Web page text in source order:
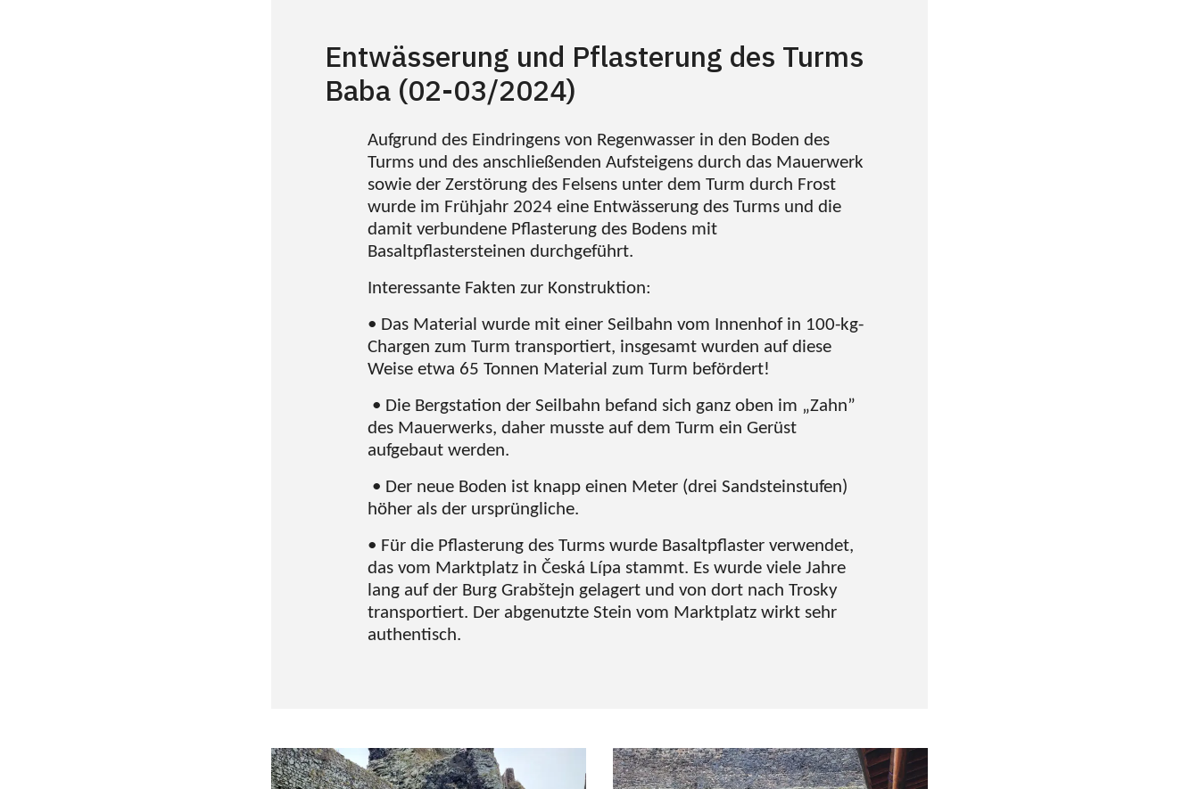
Entwässerung und Pflasterung des Turms
Baba (02-03/2024)
Aufgrund des Eindringens von Regenwasser in den Boden des
Turms und des anschließenden Aufsteigens durch das Mauerwerk
sowie der Zerstörung des Felsens unter dem Turm durch Frost
wurde im Frühjahr 2024 eine Entwässerung des Turms und die
damit verbundene Pflasterung des Bodens mit
Basaltpflastersteinen durchgeführt.
Interessante Fakten zur Konstruktion:
• Das Material wurde mit einer Seilbahn vom Innenhof in 100-kg-
Chargen zum Turm transportiert, insgesamt wurden auf diese
Weise etwa 65 Tonnen Material zum Turm befördert!
• Die Bergstation der Seilbahn befand sich ganz oben im „Zahn”
des Mauerwerks, daher musste auf dem Turm ein Gerüst
aufgebaut werden.
• Der neue Boden ist knapp einen Meter (drei Sandsteinstufen)
höher als der ursprüngliche.
• Für die Pflasterung des Turms wurde Basaltpflaster verwendet,
das vom Marktplatz in Česká Lípa stammt. Es wurde viele Jahre
lang auf der Burg Grabštejn gelagert und von dort nach Trosky
transportiert. Der abgenutzte Stein vom Marktplatz wirkt sehr
authentisch.